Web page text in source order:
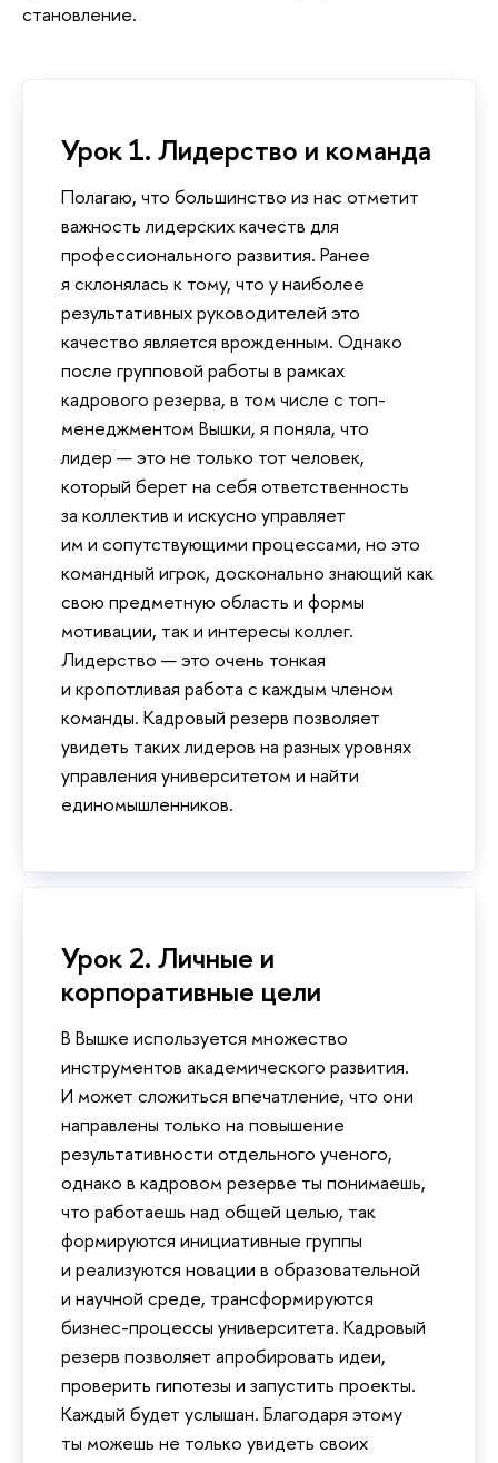
становление.
Урок 1. Лидерство и команда
Полагаю, что большинство из нас отметит
важность лидерских качеств для
профессионального развития. Ранее
я склонялась к тому, что у наиболее
результативных руководителей это
качество является врожденным. Однако
после групповой работы в рамках
кадрового резерва, в том числе с топ-
менеджментом Вышки, я поняла, что
лидер — это не только тот человек,
который берет на себя ответственность
за коллектив и искусно управляет
им и сопутствующими процессами, но это
командный игрок, досконально знающий как
свою предметную область и формы
мотивации, так и интересы коллег.
Лидерство — это очень тонкая
и кропотливая работа с каждым членом
команды. Кадровый резерв позволяет
увидеть таких лидеров на разных уровнях
управления университетом и найти
единомышленников.
Урок 2. Личные и
корпоративные цели
В Вышке используется множество
инструментов академического развития.
И может сложиться впечатление, что они
направлены только на повышение
результативности отдельного ученого,
однако в кадровом резерве ты понимаешь,
что работаешь над общей целью, так
формируются инициативные группы
и реализуются новации в образовательной
и научной среде, трансформируются
бизнес-процессы университета. Кадровый
резерв позволяет апробировать идеи,
проверить гипотезы и запустить проекты.
Каждый будет услышан. Благодаря этому
ты можешь не только увидеть своих